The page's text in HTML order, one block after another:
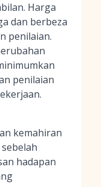
Harga
dan berbeza
penilaian.
penilaian
kemahiran
hadapan